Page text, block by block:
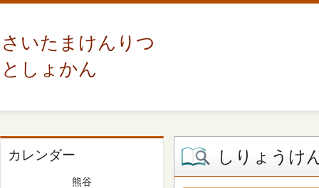
さいたまけんりつ
としょかん
カレンダー
熊谷
しりょうけ